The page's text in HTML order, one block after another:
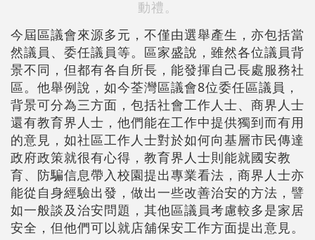
動禮。
今屆區議會來源多元，不僅由選舉產生，亦包括當
然議員、委任議員等。區家盛說，雖然各位議員背
景不同，但都有各自所長，能發揮自己長處服務社
區。他舉例說，如今荃灣區議會8位委任區議員，
背景可分為三方面，包括社會工作人士、商界人士
還有教育界人士，他們能在工作中提供獨到而有用
的意見，如社區工作人士對於如何向基層市民傳達
政府政策就很有心得，教育界人士則能就國安教
育、防騙信息帶入校園提出專業看法，商界人士亦
能從自身經驗出發，做出一些改善治安的方法，譬
如一般談及治安問題，其他區議員考慮較多是家居
安全，但他們可以就店舖保安工作方面提出意見。